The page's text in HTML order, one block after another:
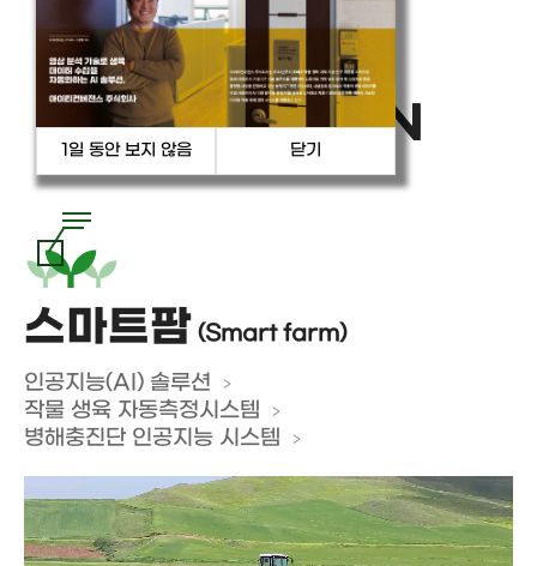
PRODUCT
& SOLUTION
스마트팜 (Smart farm)
인공지능(AI) 솔루션
작물 생육 자동측정시스템
병해충진단 인공지능 시스템